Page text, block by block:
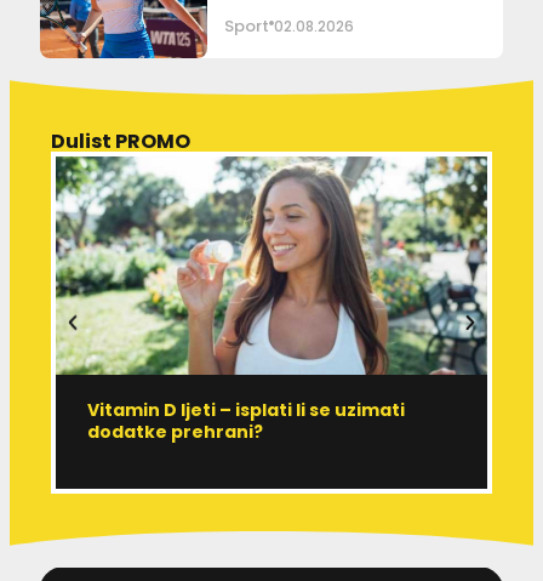
Sport 02.08.2026
Dulist PROMO
Vitamin D ljeti – isplati li se uzimati
dodatke prehrani?